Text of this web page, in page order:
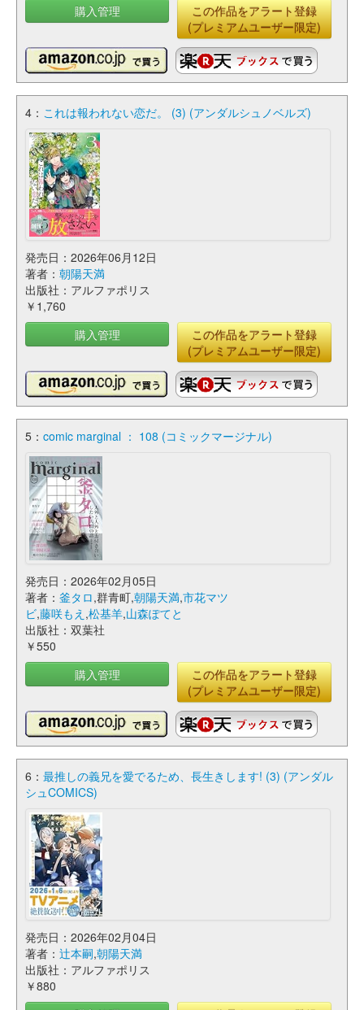
購入管理
この作品をアラート登録
(プレミアムユーザー限定)
4： これは報われない恋だ。 (3) (アンダルシュノベルズ)
発売日：2026年06月12日
著者： 朝陽天満
出版社：アルファポリス
￥1,760
購入管理
この作品をアラート登録
(プレミアムユーザー限定)
5： comic marginal ： 108 (コミックマージナル)
発売日：2026年02月05日
著者： 釜タロ,群青町,朝陽天満,市花マツ
ビ,藤咲もえ ,松基羊,山森ぽてと
出版社：双葉社
￥550
購入管理
この作品をアラート登録
(プレミアムユーザー限定)
6： 最推しの義兄を愛でるため、長生きします! (3) (アンダル
シュCOMICS)
発売日：2026年02月04日
著者： 辻本嗣,朝陽天満
出版社：アルファポリス
￥880